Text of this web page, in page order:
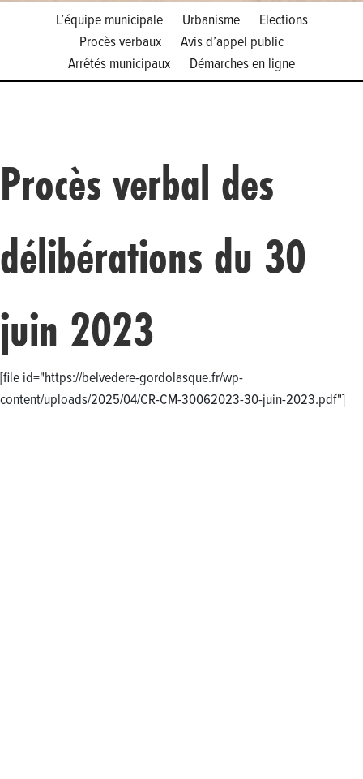
L’équipe municipale Urbanisme
Elections
Procès verbaux
Avis d’appel public
Arrêtés municipaux
Démarches en ligne
Procès verbal des
délibérations du 30
juin 2023
[file id="https://belvedere-gordolasque.fr/wp-
content/uploads/2025/04/CR-CM-30062023-30-juin-2023.pdf"]